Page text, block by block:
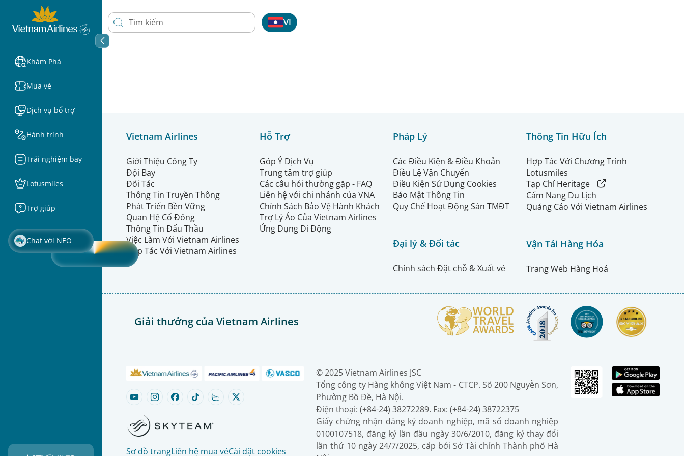
Khám Phá
Mua vé
Dịch vụ bổ trợ
Hành trình
Trải nghiệm bay
Lotusmiles
Trợ giúp
Chat với NEO
VI
Vietnam Airlines
Giới Thiệu Công Ty
Đội Bay
Đối Tác
Thông Tin Truyền Thông
Phát Triển Bền Vững
Quan Hệ Cổ Đông
Thông Tin Đấu Thầu
Việc Làm Với Vietnam Airlines
Hợp Tác Với Vietnam Airlines
Hỗ Trợ
Góp Ý Dịch Vụ
Trung tâm trợ giúp
Các câu hỏi thường gặp - FAQ
Liên hệ với chi nhánh của VNA
Chính Sách Bảo Vệ Hành Khách
Trợ Lý Ảo Của Vietnam Airlines
Ứng Dụng Di Động
Pháp Lý
Các Điều Kiện & Điều Khoản
Điều Lệ Vận Chuyển
Điều Kiện Sử Dụng Cookies
Bảo Mật Thông Tin
Quy Chế Hoạt Động Sàn TMĐT
Đại lý & Đối tác
Chính sách Đặt chỗ & Xuất vé
Thông Tin Hữu Ích
Hợp Tác Với Chương Trình
Lotusmiles
Tạp Chí Heritage
Cẩm Nang Du Lịch
Quảng Cáo Với Vietnam Airlines
Vận Tải Hàng Hóa
Trang Web Hàng Hoá
Giải thưởng của Vietnam Airlines
Sơ đồ trangLiên hệ mua véCài đặt cookies
© 2025 Vietnam Airlines JSC
Tổng công ty Hàng không Việt Nam - CTCP. Số 200 Nguyễn Sơn,
Phường Bồ Đề, Hà Nội.
Điện thoại: (+84-24) 38272289. Fax: (+84-24) 38722375
Giấy chứng nhận đăng ký doanh nghiệp, mã số doanh nghiệp
0100107518, đăng ký lần đầu ngày 30/6/2010, đăng ký thay đổi
lần thứ 10 ngày 24/7/2025, cấp bởi Sở Tài chính Thành phố Hà